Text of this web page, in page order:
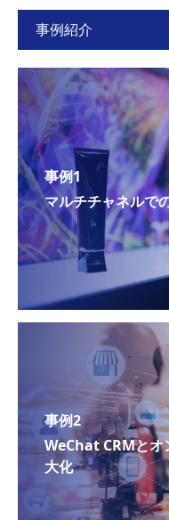
事例紹介
事例1
マルチチャネルで
事例2
WeChat CRMとオ
大化